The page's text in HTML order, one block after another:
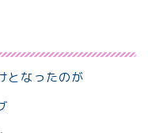
となったのが